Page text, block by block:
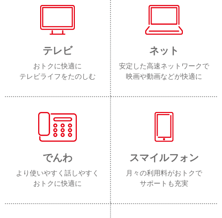
テレビ
おトクに快適に
テレビライフをたのしむ
ネット
安定した高速ネットワークで
映画や動画などが快適に
でんわ
より使いやすく話しやすく
おトクに快適に
スマイルフォン
月々の利用料がおトクで
サポートも充実